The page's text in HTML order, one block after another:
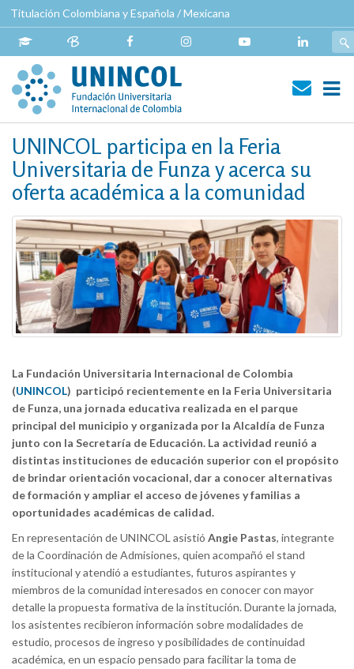
Pasar
al
contenido
principal
Titulación Colombiana y Española / Mexicana
principal
UNINCOL participa en la Feria
Universitaria de Funza y acerca su
oferta académica a la comunidad
La Fundación Universitaria Internacional de Colombia
(UNINCOL) participó recientemente en la Feria Universitaria
de Funza, una jornada educativa realizada en el parque
principal del municipio y organizada por la Alcaldía de Funza
junto con la Secretaría de Educación. La actividad reunió a
distintas instituciones de educación superior con el propósito
de brindar orientación vocacional, dar a conocer alternativas
de formación y ampliar el acceso de jóvenes y familias a
oportunidades académicas de calidad.
En representación de UNINCOL asistió Angie Pastas, integrante
de la Coordinación de Admisiones, quien acompañó el stand
institucional y atendió a estudiantes, futuros aspirantes y
miembros de la comunidad interesados en conocer con mayor
detalle la propuesta formativa de la institución. Durante la jornada,
los asistentes recibieron información sobre modalidades de
estudio, procesos de ingreso y posibilidades de continuidad
académica, en un espacio pensado para facilitar la toma de